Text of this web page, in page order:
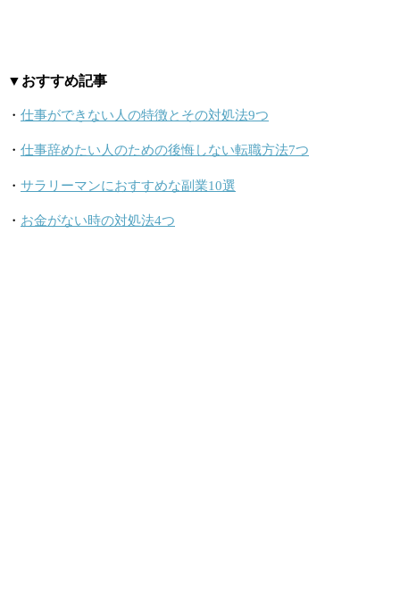
▼おすすめ記事
・ 仕事ができない人の特徴とその対処法9つ
・ 仕事辞めたい人のための後悔しない転職方法7つ
・ サラリーマンにおすすめな副業10選
・ お金がない時の対処法4つ